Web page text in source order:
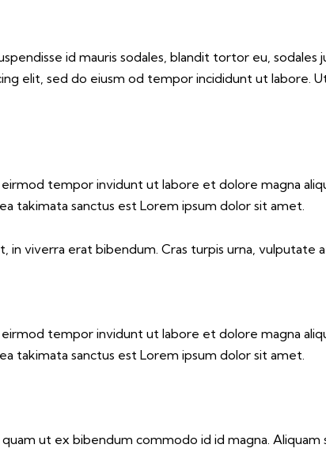
id mauris sodales, blandit tortor eu,
elit, sed do eiusm od tempor incididunt ut labore.
tempor invidunt ut labore et dolore magna
takimata sanctus est Lorem ipsum dolor sit amet.
in viverra erat bibendum. Cras turpis urna, vulputate
tempor invidunt ut labore et dolore magna
takimata sanctus est Lorem ipsum dolor sit amet.
ut ex bibendum commodo id id magna.